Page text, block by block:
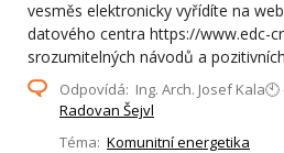
vesměs elektronicky vyřídíte na
datového centra https://www.edc-
srozumitelných návodů a
Odpovídá: Ing. Arch. Josef Kala🕙
Radovan Šejvl
Téma: Komunitní energetika